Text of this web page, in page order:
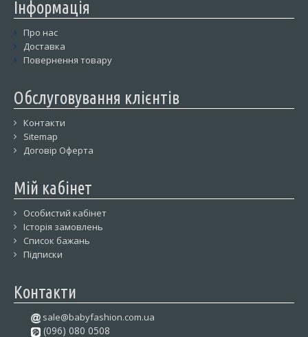
Інформація
Про нас
Доставка
Повернення товару
Обслуговування клієнтів
Контакти
Sitemap
Договір Оферта
Мій кабінет
Особистий кабінет
Історія замовлень
Список бажань
Підписки
Контакти
sale@babyfashion.com.ua
(096) 080 0508